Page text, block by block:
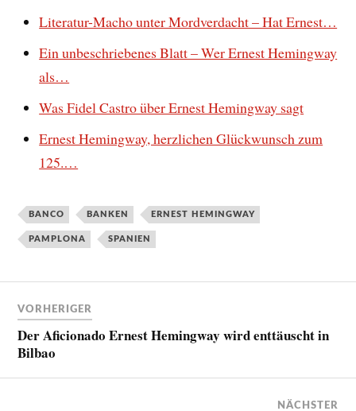
Literatur-Macho unter Mordverdacht – Hat Ernest…
Ein unbeschriebenes Blatt – Wer Ernest Hemingway
als…
Was Fidel Castro über Ernest Hemingway sagt
Ernest Hemingway, herzlichen Glückwunsch zum
125.…
BANCO BANKEN ERNEST HEMINGWAY
PAMPLONA SPANIEN
VORHERIGER
Der Aficionado Ernest Hemingway wird enttäuscht in
Bilbao
NÄCHSTER